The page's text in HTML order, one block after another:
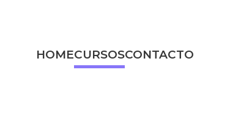
HOMECURSOSCONTACTO